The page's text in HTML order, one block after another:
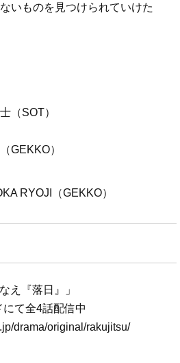
いものを見つけられていけた
（SOT）
GEKKO）
RYOJI（GEKKO）
え『落日』」
て全4話配信中
drama/original/rakujitsu/